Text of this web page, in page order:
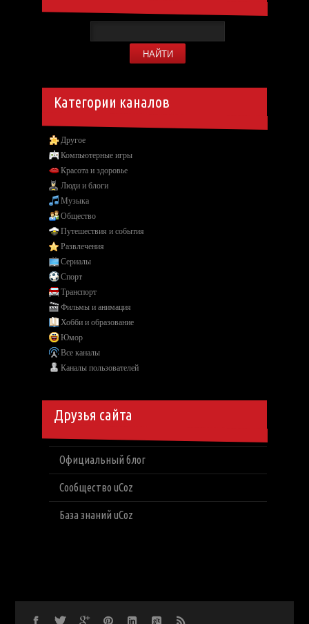
Категории каналов
Другое
Компьютерные игры
Красота и здоровье
Люди и блоги
Музыка
Общество
Путешествия и события
Развлечения
Сериалы
Спорт
Транспорт
Фильмы и анимация
Хобби и образование
Юмор
Все каналы
Каналы пользователей
Друзья сайта
Официальный блог
Сообщество uCoz
База знаний uCoz